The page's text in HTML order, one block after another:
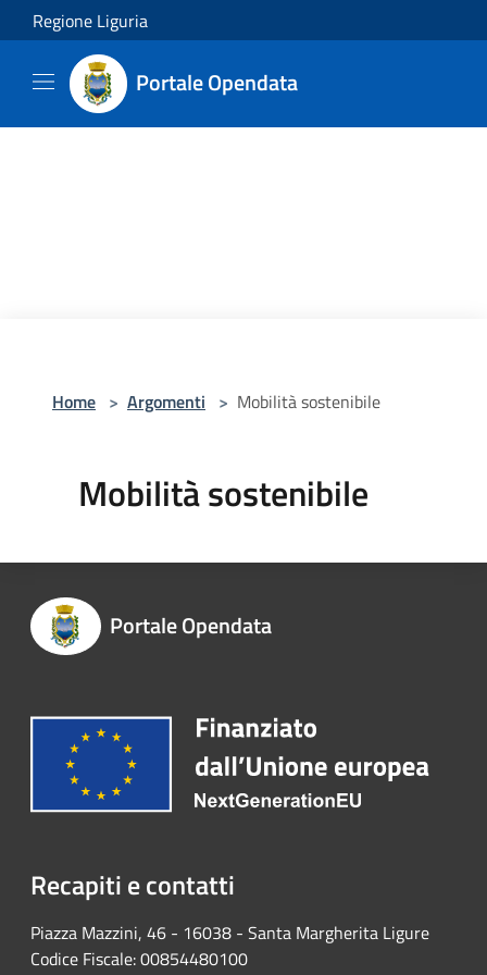
Salta al contenuto principale
Regione Liguria
Portale Opendata
Home > Argomenti > Mobilità sostenibile
Mobilità sostenibile
Portale Opendata
Recapiti e contatti
Piazza Mazzini, 46 - 16038 - Santa Margherita Ligure
Codice Fiscale: 00854480100